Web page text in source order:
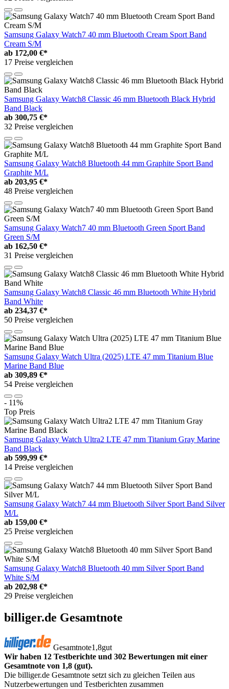
Samsung Galaxy Watch7 40 mm Bluetooth Cream Sport Band
Cream S/M
ab 172,00 €*
17 Preise vergleichen
Samsung Galaxy Watch8 Classic 46 mm Bluetooth Black Hybrid
Band Black
ab 300,75 €*
32 Preise vergleichen
Samsung Galaxy Watch8 Bluetooth 44 mm Graphite Sport Band
Graphite M/L
ab 203,95 €*
48 Preise vergleichen
Samsung Galaxy Watch7 40 mm Bluetooth Green Sport Band
Green S/M
ab 162,50 €*
31 Preise vergleichen
Samsung Galaxy Watch8 Classic 46 mm Bluetooth White Hybrid
Band White
ab 234,37 €*
50 Preise vergleichen
Samsung Galaxy Watch Ultra (2025) LTE 47 mm Titanium Blue
Marine Band Blue
ab 309,89 €*
54 Preise vergleichen
- 11%
Top Preis
Samsung Galaxy Watch Ultra2 LTE 47 mm Titanium Gray Marine
Band Black
ab 599,99 €*
14 Preise vergleichen
Samsung Galaxy Watch7 44 mm Bluetooth Silver Sport Band Silver
M/L
ab 159,00 €*
25 Preise vergleichen
Samsung Galaxy Watch8 Bluetooth 40 mm Silver Sport Band
White S/M
ab 202,98 €*
29 Preise vergleichen
billiger.de Gesamtnote
Gesamtnote1,8gut
Wir haben 12 Testberichte und 302 Bewertungen mit einer
Gesamtnote von 1,8 (gut).
Die billiger.de Gesamtnote setzt sich zu gleichen Teilen aus
Nutzerbewertungen und Testberichten zusammen